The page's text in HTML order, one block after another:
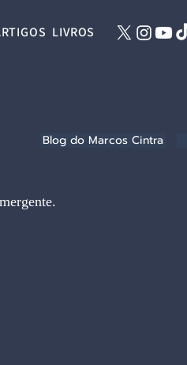
LIVROS
Blog do Marcos Cintra